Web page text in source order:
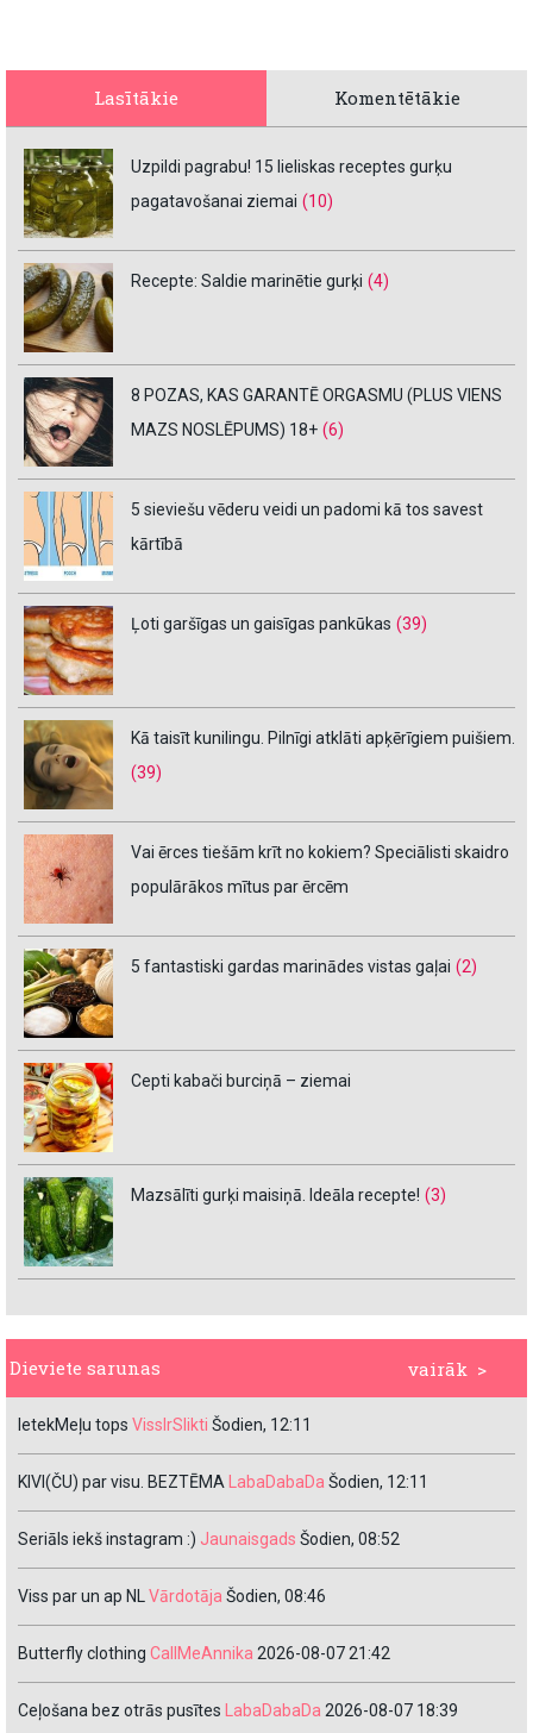
Lasītākie Komentētākie
Uzpildi pagrabu! 15 lieliskas receptes gurķu
pagatavošanai ziemai (10)
Recepte: Saldie marinētie gurķi (4)
8 POZAS, KAS GARANTĒ ORGASMU (PLUS VIENS
MAZS NOSLĒPUMS) 18+ (6)
5 sieviešu vēderu veidi un padomi kā tos savest
kārtībā
Ļoti garšīgas un gaisīgas pankūkas (39)
Kā taisīt kunilingu. Pilnīgi atklāti apķērīgiem puišiem.
(39)
Vai ērces tiešām krīt no kokiem? Speciālisti skaidro
populārākos mītus par ērcēm
5 fantastiski gardas marinādes vistas gaļai (2)
Cepti kabači burciņā – ziemai
Mazsālīti gurķi maisiņā. Ideāla recepte! (3)
vairāk >
Dieviete sarunas
IetekMeļu tops VissIrSlikti Šodien, 12:11
KIVI(ČU) par visu. BEZTĒMA LabaDabaDa Šodien, 12:11
Seriāls iekš instagram :) Jaunaisgads Šodien, 08:52
Viss par un ap NLVārdotāja Šodien, 08:46
Butterfly clothing CallMeAnnika 2026-08-07 21:42
Ceļošana bez otrās pusītes LabaDabaDa 2026-08-07 18:39